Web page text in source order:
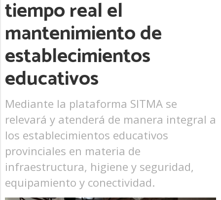
tiempo real el
mantenimiento de
establecimientos
educativos
Mediante la plataforma SITMA se
relevará y atenderá de manera integral a
los establecimientos educativos
provinciales en materia de
infraestructura, higiene y seguridad,
equipamiento y conectividad.